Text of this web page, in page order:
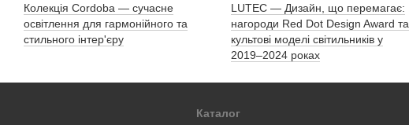
Колекція Cordoba — сучасне
освітлення для гармонійного та
стильного інтер'єру
LUTEC — Дизайн, що перемагає:
нагороди Red Dot Design Award та
культові моделі світильників у
2019–2024 роках
Каталог